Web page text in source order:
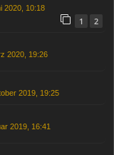
2020, 10:18
1 2
2020, 19:26
2019, 19:25
2019, 16:41